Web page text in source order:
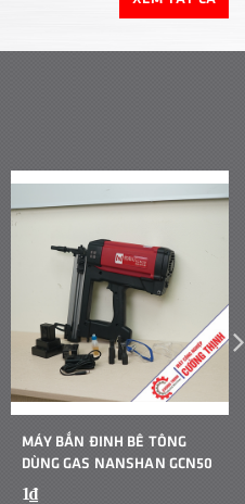
MÁY BẮN ĐINH BÊ TÔNG
DÙNG GAS NANSHAN GCN50
1₫